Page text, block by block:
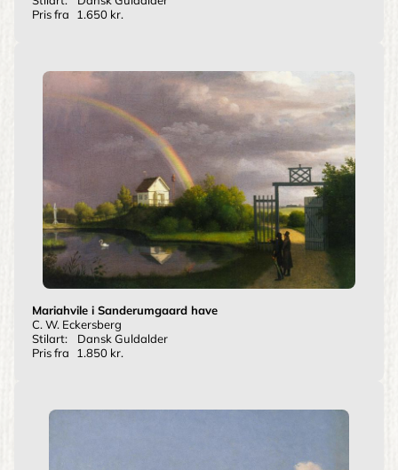
Pris fra
1.650 kr.
Mariahvile i Sanderumgaard have
C. W. Eckersberg
Stilart:
Dansk Guldalder
Pris fra
1.850 kr.